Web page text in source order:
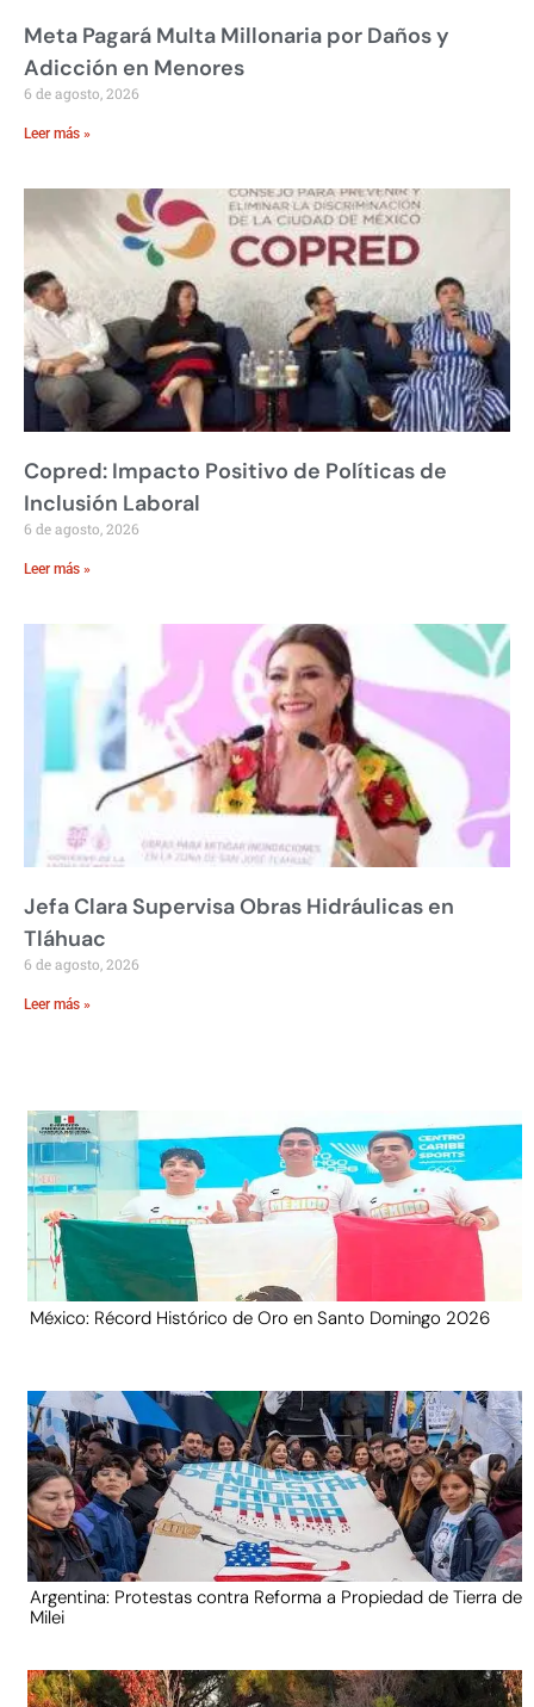
Meta Pagará Multa Millonaria por Daños y
Adicción en Menores
6 de agosto, 2026
Leer más »
Copred: Impacto Positivo de Políticas de
Inclusión Laboral
6 de agosto, 2026
Leer más »
Jefa Clara Supervisa Obras Hidráulicas en
Tláhuac
6 de agosto, 2026
Leer más »
México: Récord Histórico de Oro en Santo Domingo 2026
Argentina: Protestas contra Reforma a Propiedad de Tierra de
Milei